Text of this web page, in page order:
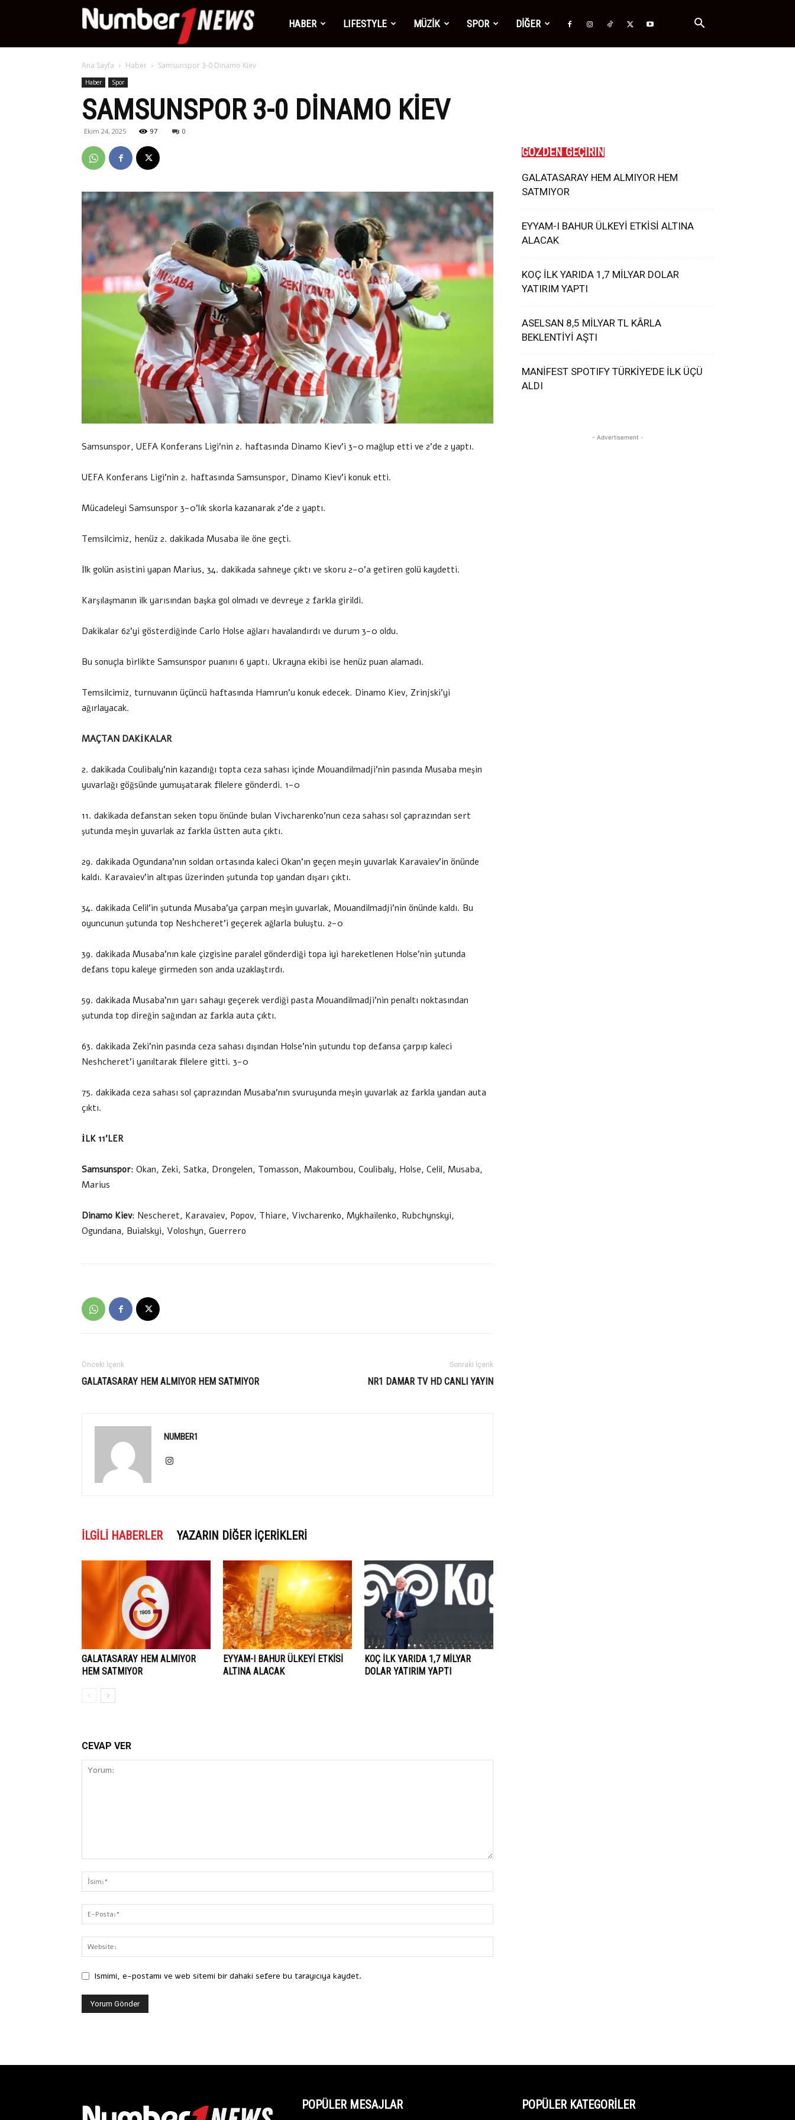
Number1
News
HABER LIFESTYLE MÜZİK SPOR DİĞER
Ana Sayfa Haber Samsunspor 3-0 Dinamo Kiev
Haber Spor
SAMSUNSPOR 3-0 DINAMO KIEV
Ekim 24, 2025 97 0
Samsunspor, UEFA Konferans Ligi’nin 2. haftasında Dinamo Kiev’i 3-0 mağlup etti ve 2’de 2 yaptı.
UEFA Konferans Ligi’nin 2. haftasında Samsunspor, Dinamo Kiev’i konuk etti.
Mücadeleyi Samsunspor 3-0’lık skorla kazanarak 2’de 2 yaptı.
Temsilcimiz, henüz 2. dakikada Musaba ile öne geçti.
İlk golün asistini yapan Marius, 34. dakikada sahneye çıktı ve skoru 2-0’a getiren golü kaydetti.
Karşılaşmanın ilk yarısından başka gol olmadı ve devreye 2 farkla girildi.
Dakikalar 62’yi gösterdiğinde Carlo Holse ağları havalandırdı ve durum 3-0 oldu.
Bu sonuçla birlikte Samsunspor puanını 6 yaptı. Ukrayna ekibi ise henüz puan alamadı.
Temsilcimiz, turnuvanın üçüncü haftasında Hamrun’u konuk edecek. Dinamo Kiev, Zrinjski’yi
ağırlayacak.
MAÇTAN DAKİKALAR
2. dakikada Coulibaly’nin kazandığı topta ceza sahası içinde Mouandilmadji’nin pasında Musaba meşin
yuvarlağı göğsünde yumuşatarak filelere gönderdi. 1-0
11. dakikada defanstan seken topu önünde bulan Vivcharenko’nun ceza sahası sol çaprazından sert
şutunda meşin yuvarlak az farkla üstten auta çıktı.
29. dakikada Ogundana’nın soldan ortasında kaleci Okan’ın geçen meşin yuvarlak Karavaiev’in önünde
kaldı. Karavaiev’in altıpas üzerinden şutunda top yandan dışarı çıktı.
34. dakikada Celil’in şutunda Musaba’ya çarpan meşin yuvarlak, Mouandilmadji’nin önünde kaldı. Bu
oyuncunun şutunda top Neshcheret’i geçerek ağlarla buluştu. 2-0
39. dakikada Musaba’nın kale çizgisine paralel gönderdiği topa iyi hareketlenen Holse’nin şutunda
defans topu kaleye girmeden son anda uzaklaştırdı.
59. dakikada Musaba’nın yarı sahayı geçerek verdiği pasta Mouandilmadji’nin penaltı noktasından
şutunda top direğin sağından az farkla auta çıktı.
63. dakikada Zeki’nin pasında ceza sahası dışından Holse’nin şutundu top defansa çarpıp kaleci
Neshcheret’i yanıltarak filelere gitti. 3-0
75. dakikada ceza sahası sol çaprazından Musaba’nın svuruşunda meşin yuvarlak az farkla yandan auta
çıktı.
İLK 11’LER
Samsunspor: Okan, Zeki, Satka, Drongelen, Tomasson, Makoumbou, Coulibaly, Holse, Celil, Musaba,
Marius
Dinamo Kiev: Nescheret, Karavaiev, Popov, Thiare, Vivcharenko, Mykhailenko, Rubchynskyi,
Ogundana, Buialskyi, Voloshyn, Guerrero
Önceki İçerik
GALATASARAY HEM ALMIYOR HEM SATMIYOR
Sonraki İçerik
NR1 DAMAR TV HD CANLI YAYIN
NUMBER1
İLGILI HABERLER YAZARIN DIĞER İÇERIKLERI
GALATASARAY HEM ALMIYOR
HEM SATMIYOR
EYYAM-I BAHUR ÜLKEYİ ETKİSİ
ALTINA ALACAK
KOÇ İLK YARIDA 1,7 MİLYAR
DOLAR YATIRIM YAPTI
CEVAP VER
Ismimi, e-postamı ve web sitemi bir dahaki sefere bu tarayıcıya kaydet.
GÖZDEN GEÇİRİN
GALATASARAY HEM ALMIYOR HEM
SATMIYOR
EYYAM-I BAHUR ÜLKEYİ ETKİSİ ALTINA
ALACAK
KOÇ İLK YARIDA 1,7 MİLYAR DOLAR
YATIRIM YAPTI
ASELSAN 8,5 MİLYAR TL KÂRLA
BEKLENTİYİ AŞTI
MANİFEST SPOTIFY TÜRKİYE’DE İLK ÜÇÜ
ALDI
- Advertisement -
POPÜLER MESAJLAR POPÜLER KATEGORİLER